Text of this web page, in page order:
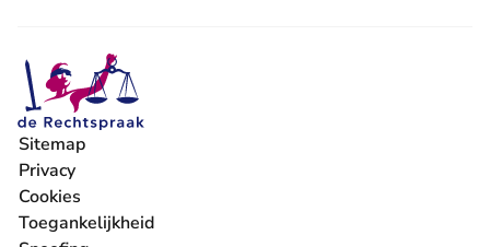
Sitemap
Privacy
Cookies
Toegankelijkheid